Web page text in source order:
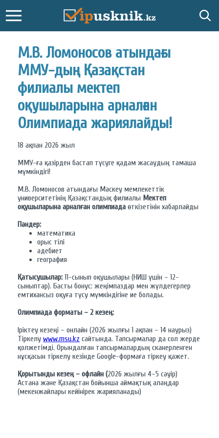
М.В. Ломоносов атындағы
ММУ-дың Қазақстан
филиалы мектеп
оқушыларына арналған
Олимпиада жариялайды!
18 ақпан 2026 жыл
ММУ-ға қазірден бастап түсуге қадам жасаудың тамаша
мүмкіндігі!
М.В. Ломоносов атындағы Мәскеу мемлекеттік
университетінің Қазақстандық филиалы Мектеп
оқушыларына арналған олимпиада өткізетінін хабарлайды
Пәндер:
математика
орыс тілі
әдебиет
география
Қатысушылар: 11-сынып оқушылары (НИШ үшін – 12-
сыныптар). Басты бонус: жеңімпаздар мен жүлдегерлер
емтихансыз оқуға түсу мүмкіндігіне ие болады.
Олимпиада форматы – 2 кезең:
Іріктеу кезеңі – онлайн (2026 жылғы 1 ақпан – 14 наурыз)
Тіркелу www.msu.kz сайтында. Тапсырмалар да сол жерде
қолжетімді. Орындалған тапсырмалардың сканерленген
нұсқасын тіркелу кезінде Google-формаға тіркеу қажет.
Қорытынды кезең – офлайн (2026 жылғы 4–5 сәуір)
Астана және Қазақстан бойынша аймақтық алаңдар
(мекенжайлары кейінірек жарияланады)